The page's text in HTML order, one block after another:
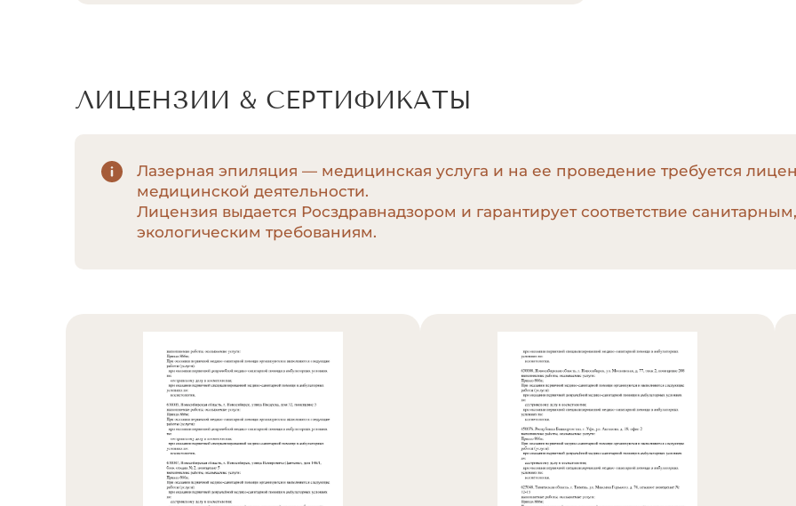
ЛИЦЕНЗИИ & СЕРТИФИКАТЫ
Лазерная эпиляция — медицинская услуга и на ее проведение требуется
медицинской деятельности.
Лицензия выдается Росздравнадзором и гарантирует соответствие
экологическим требованиям.